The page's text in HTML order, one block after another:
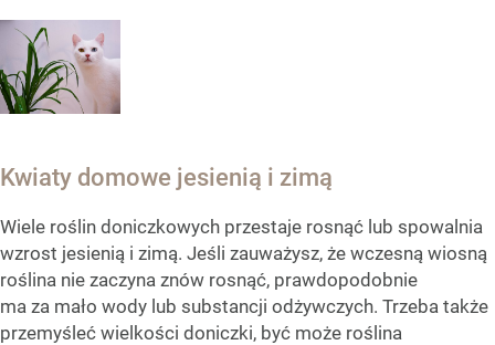
Kwiaty domowe jesienią i zimą
Wiele roślin doniczkowych przestaje rosnąć lub spowalnia
wzrost jesienią i zimą. Jeśli zauważysz, że wczesną wiosną
roślina nie zaczyna znów rosnąć, prawdopodobnie
ma za mało wody lub substancji odżywczych. Trzeba także
przemyśleć wielkości doniczki, być może roślina